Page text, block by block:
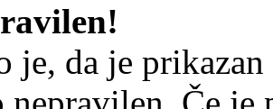
je, da je prikazan